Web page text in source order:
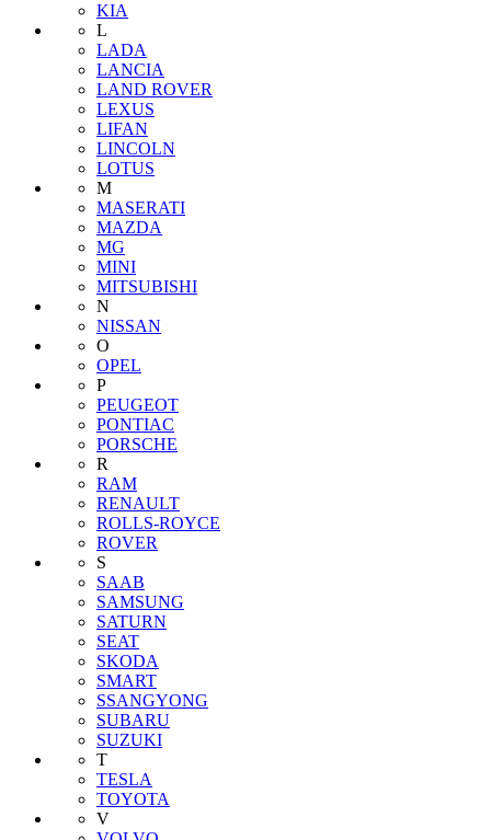
KIA
L
LADA
LANCIA
LAND ROVER
LEXUS
LIFAN
LINCOLN
LOTUS
M
MASERATI
MAZDA
MG
MINI
MITSUBISHI
N
NISSAN
O
OPEL
P
PEUGEOT
PONTIAC
PORSCHE
R
RAM
RENAULT
ROLLS-ROYCE
ROVER
S
SAAB
SAMSUNG
SATURN
SEAT
SKODA
SMART
SSANGYONG
SUBARU
SUZUKI
T
TESLA
TOYOTA
V